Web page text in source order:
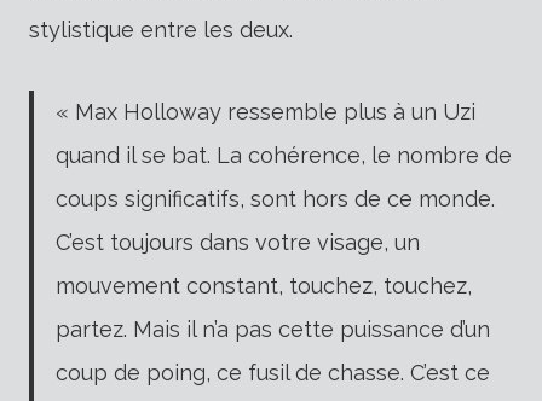
stylistique entre les deux.
« Max Holloway ressemble plus à un Uzi
quand il se bat. La cohérence, le nombre de
coups significatifs, sont hors de ce monde.
C’est toujours dans votre visage, un
mouvement constant, touchez, touchez,
partez. Mais il n’a pas cette puissance d’un
coup de poing, ce fusil de chasse. C’est ce